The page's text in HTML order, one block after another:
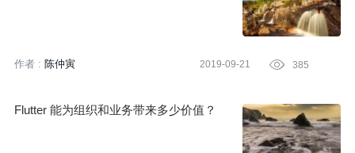
作者 : 陈仲寅 2019-09-21  385
Flutter 能为组织和业务带来多少价值？